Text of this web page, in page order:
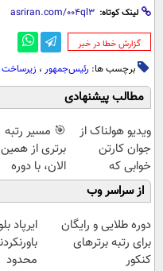
لینک کوتاه:
‌گزارش خطا در خبر
برچسب ها: رئیس‌جمهور ، زیرساخت‌
مطالب پیشنهادی
ویدیو هولناک از
جوان کارتن
خوابی که
میلیاردر شد.
آموزش رایگان
🎯 مسیر رتبه
برتری از همین
الان، با دوره
رایگان ماز
میشه!
از سراسر وب
دوره طلایی و رایگان
برای رتبه برترهای
کنکور
ایرپاد
محدود